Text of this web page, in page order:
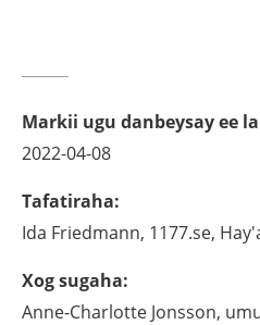
Markii ugu danbeysay ee
2022-04-08
Tafatiraha:
Ida Friedmann, 1177.se,
Xog sugaha:
Anne-Charlotte Jonsson,